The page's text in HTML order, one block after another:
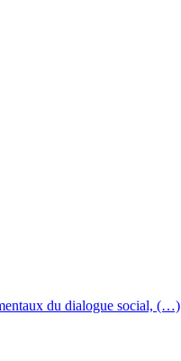
du dialogue social, (…)